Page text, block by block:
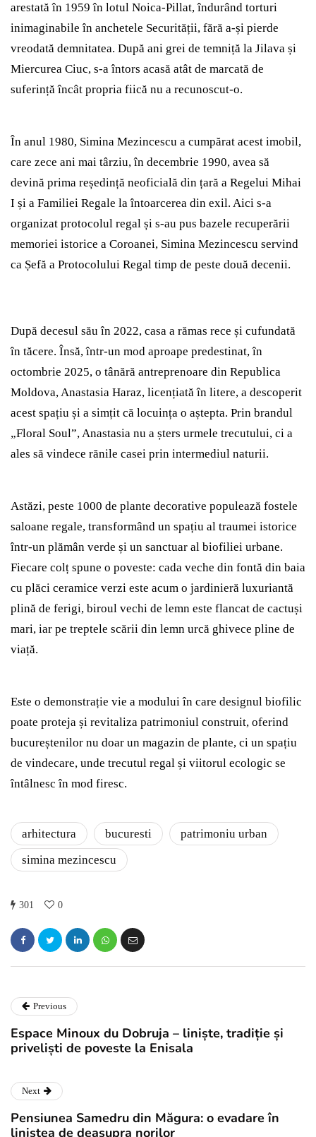
arestată în 1959 în lotul Noica-Pillat, îndurând torturi
inimaginabile în anchetele Securității, fără a-și pierde
vreodată demnitatea. După ani grei de temniță la Jilava și
Miercurea Ciuc, s-a întors acasă atât de marcată de
suferință încât propria fiică nu a recunoscut-o.
În anul 1980, Simina Mezincescu a cumpărat acest imobil,
care zece ani mai târziu, în decembrie 1990, avea să
devină prima reședință neoficială din țară a Regelui Mihai
I și a Familiei Regale la întoarcerea din exil. Aici s-a
organizat protocolul regal și s-au pus bazele recuperării
memoriei istorice a Coroanei, Simina Mezincescu servind
ca Șefă a Protocolului Regal timp de peste două decenii.
După decesul său în 2022, casa a rămas rece și cufundată
în tăcere. Însă, într-un mod aproape predestinat, în
octombrie 2025, o tânără antreprenoare din Republica
Moldova, Anastasia Haraz, licențiată în litere, a descoperit
acest spațiu și a simțit că locuința o aștepta. Prin brandul
„Floral Soul”, Anastasia nu a șters urmele trecutului, ci a
ales să vindece rănile casei prin intermediul naturii.
Astăzi, peste 1000 de plante decorative populează fostele
saloane regale, transformând un spațiu al traumei istorice
într-un plămân verde și un sanctuar al biofiliei urbane.
Fiecare colț spune o poveste: cada veche din fontă din baia
cu plăci ceramice verzi este acum o jardinieră luxuriantă
plină de ferigi, biroul vechi de lemn este flancat de cactuși
mari, iar pe treptele scării din lemn urcă ghivece pline de
viață.
Este o demonstrație vie a modului în care designul biofilic
poate proteja și revitaliza patrimoniul construit, oferind
bucureștenilor nu doar un magazin de plante, ci un spațiu
de vindecare, unde trecutul regal și viitorul ecologic se
întâlnesc în mod firesc.
arhitectura bucuresti
patrimoniu urban
simina mezincescu
301 0
Previous
Espace Minoux du Dobruja – liniște, tradiție și
priveliști de poveste la Enisala
Next
Pensiunea Samedru din Măgura: o evadare în
liniștea de deasupra norilor